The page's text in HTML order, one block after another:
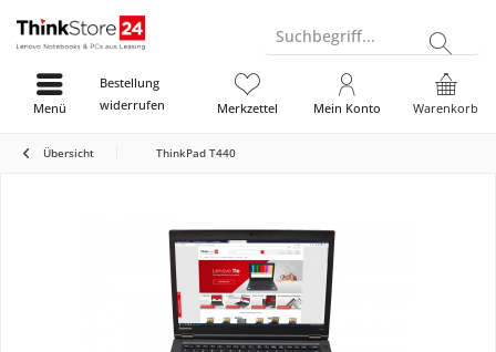
Suchbegriff...
Bestellung
widerrufen
Warenkorb
Merkzettel Mein Konto
Menü
Übersicht ThinkPad T440